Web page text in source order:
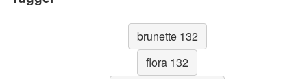
brunette 132
flora 132